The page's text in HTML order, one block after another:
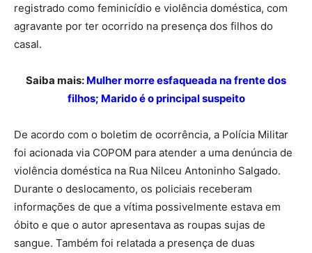
registrado como feminicídio e violência doméstica, com
agravante por ter ocorrido na presença dos filhos do
casal.
Saiba mais: Mulher morre esfaqueada na frente dos
filhos; Marido é o principal suspeito
De acordo com o boletim de ocorrência, a Polícia Militar
foi acionada via COPOM para atender a uma denúncia de
violência doméstica na Rua Nilceu Antoninho Salgado.
Durante o deslocamento, os policiais receberam
informações de que a vítima possivelmente estava em
óbito e que o autor apresentava as roupas sujas de
sangue. Também foi relatada a presença de duas